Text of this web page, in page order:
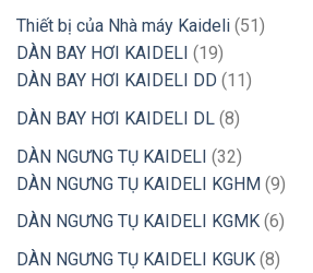
sản
phẩm
Thiết bị của Nhà máy Kaideli 51 51
DÀN BAY HƠI KAIDELI 1919
sản
phẩm
DÀN BAY HƠI KAIDELI DD 11 11
DÀN BAY HƠI KAIDELI DL 88
sản
phẩm
DÀN NGƯNG TỤ KAIDELI 3232
sản
phẩm
DÀN NGƯNG TỤ KAIDELI KGHM 99
sản
phẩm
DÀN NGƯNG TỤ KAIDELI KGMK 66
DÀN NGƯNG TỤ KAIDELI KGUK 88